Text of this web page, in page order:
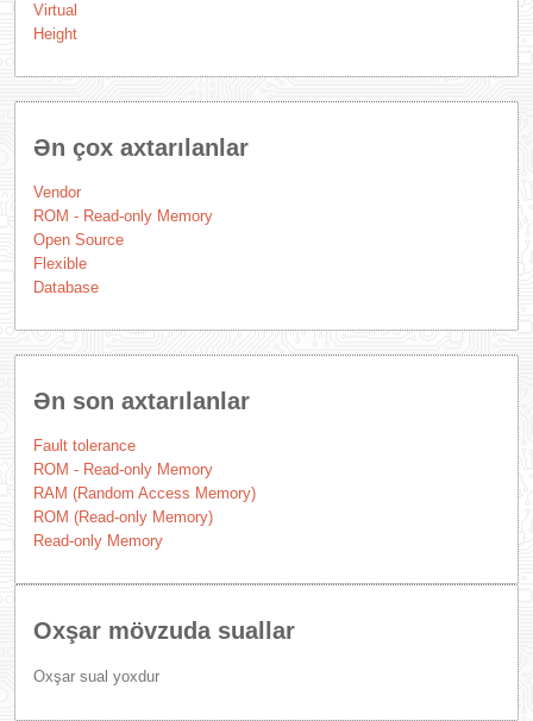
Virtual
Height
Ən çox axtarılanlar
Vendor
ROM - Read-only Memory
Open Source
Flexible
Database
Ən son axtarılanlar
Fault tolerance
ROM - Read-only Memory
RAM (Random Access Memory)
ROM (Read-only Memory)
Read-only Memory
Oxşar mövzuda suallar
Oxşar sual yoxdur